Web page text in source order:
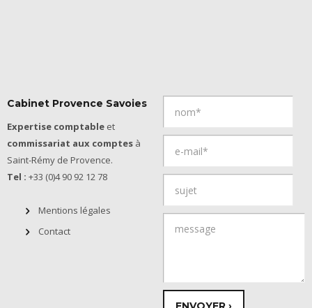
Cabinet Provence Savoies
Expertise comptable et
commissariat aux comptes à
Saint-Rémy de Provence.
Tel : +33 (0)4 90 92 12 78
Mentions légales
Contact